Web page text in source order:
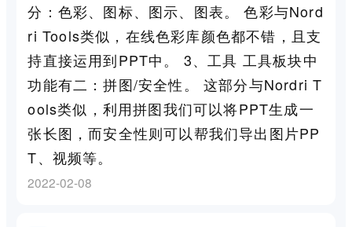
分：色彩、图标、图示、图表。 色彩与Nord
ri Tools类似，在线色彩库颜色都不错，且支
持直接运用到PPT中。 3、工具 工具板块中
功能有二：拼图/安全性。 这部分与Nordri T
ools类似，利用拼图我们可以将PPT生成一
张长图，而安全性则可以帮我们导出图片PP
T、视频等。
2022-02-08